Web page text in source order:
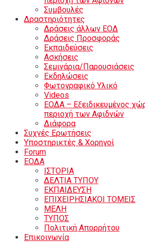
Συμβουλές
Δραστηριότητες
Δράσεις άλλων ΕΟΔ
Δράσεις Προσφοράς
Εκπαιδεύσεις
Ασκήσεις
Σεμινάρια/Παρουσιάσεις
Εκδηλώσεις
Φωτογραφικό Υλικό
Videos
ΕΟΔΑ – Εξειδικευμένος
περιοχή των Αφιδνών
Διάφορα
Συχνές Ερωτήσεις
Υποστηρικτές & Χορηγοί
Forum
ΕΟΔA
ΙΣΤΟΡΙΑ
ΔΕΛΤΙΑ ΤΥΠΟΥ
ΕΚΠΑΙΔΕΥΣΗ
ΕΠΙΧΕΙΡΗΣΙΑΚΟΙ ΤΟΜΕΙΣ
ΜΕΛΗ
ΤΥΠΟΣ
Πολιτική Απορρήτου
Eπικοινωνία